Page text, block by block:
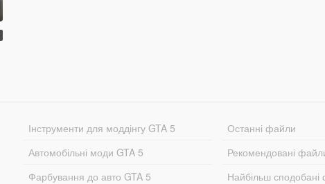
Інструменти для моддінгу GTA 5
Автомобільні моди GTA 5
Фарбування до авто GTA 5
Останні файли
Рекомендовані
Найбільш